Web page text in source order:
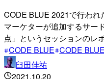
CODE BLUE 2021で行わ
マーケターが追加するサー
点」というセッションのレ
CODE BLUE CODE
臼田佳祐
2021.10.20